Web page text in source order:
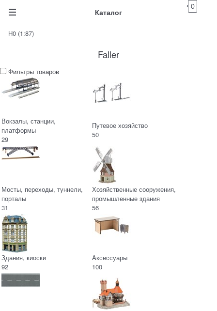
Каталог
0
H0 (1:87)
Faller
Фильтры товаров
Вокзалы, станции,
платформы
29
Путевое хозяйство
50
Мосты, переходы, туннели,
порталы
31
Хозяйственные сооружения,
промышленные здания
56
Здания, киоски
92
Aксессуары
100